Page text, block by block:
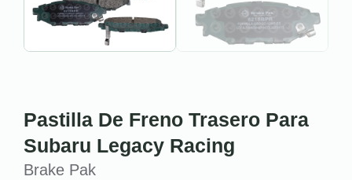
Pastilla De Freno Trasero Para
Subaru Legacy Racing
Brake Pak